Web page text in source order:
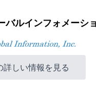
バルインフォメーシ
詳しい情報を見る